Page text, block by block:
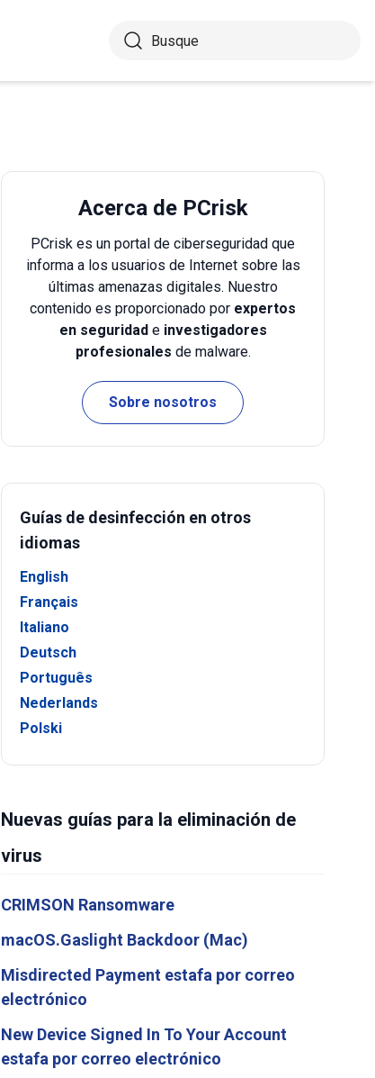
Acerca de PCrisk
PCrisk es un portal de ciberseguridad que
informa a los usuarios de Internet sobre las
últimas amenazas digitales. Nuestro
contenido es proporcionado por expertos
en seguridade investigadores
profesionales de malware.
Sobre nosotros
Guías de desinfección en otros
idiomas
English
Français
Italiano
Deutsch
Português
Nederlands
Polski
Nuevas guías para la eliminación de
virus
CRIMSON Ransomware
macOS.Gaslight Backdoor (Mac)
Misdirected Payment estafa por correo
electrónico
New Device Signed In To Your Account
estafa por correo electrónico